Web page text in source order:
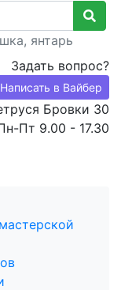
янтарь
Задать вопрос?
Написать в Вайбер
Бровки 30
Пт 9.00 - 17.30